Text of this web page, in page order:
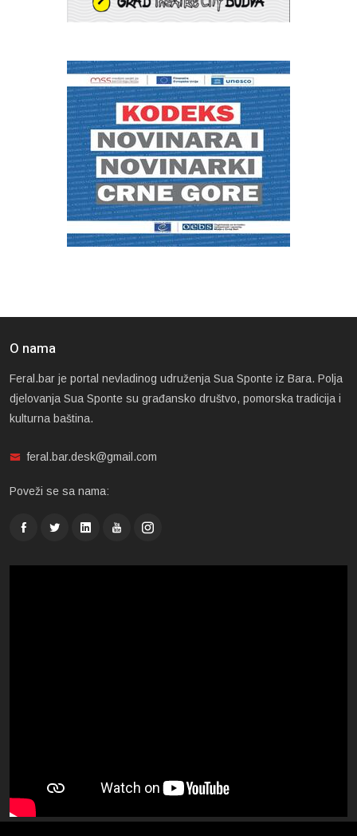
O nama
Feral.bar je portal nevladinog udruženja Sua Sponte iz Bara. Polja
djelovanja Sua Sponte su građansko društvo, pomorska tradicija i
kulturna baština.
feral.bar.desk@gmail.com
Poveži se sa nama: